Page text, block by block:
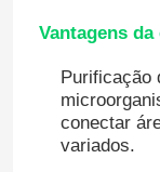
Porta
mesa de
Vantagens
Purificação
conectar
variados.